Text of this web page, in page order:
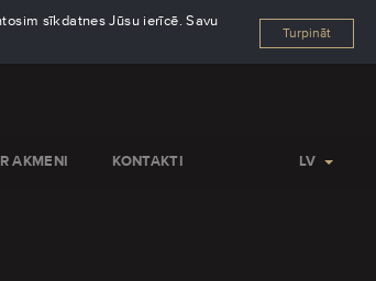
sīkdatnes Jūsu ierīcē. Savu
Turpināt
AKMENI KONTAKTI LV